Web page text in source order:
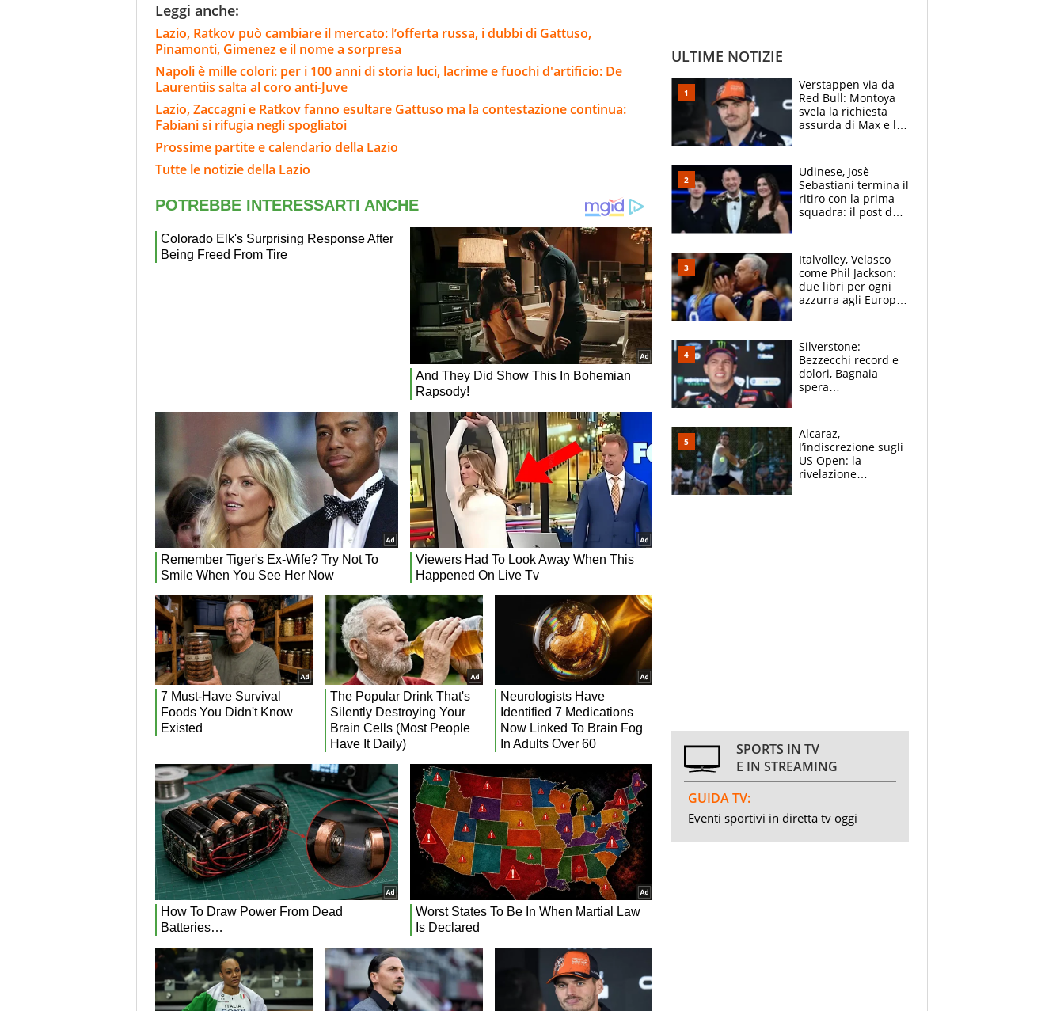
Leggi anche:
Lazio, Ratkov può cambiare il mercato: l’offerta russa, i dubbi di Gattuso,
Pinamonti, Gimenez e il nome a sorpresa
Napoli è mille colori: per i 100 anni di storia luci, lacrime e fuochi d'artificio: De
Laurentiis salta al coro anti-Juve
Lazio, Zaccagni e Ratkov fanno esultare Gattuso ma la contestazione continua:
Fabiani si rifugia negli spogliatoi
Prossime partite e calendario della Lazio
Tutte le notizie della Lazio
ULTIME NOTIZIE
Verstappen via da
Red Bull: Montoya
svela la richiesta
assurda di Max e lo
McLaren siano
meglio?”
Udinese, Josè
Sebastiani termina il
ritiro con la prima
squadra: il post del
sfondo
Italvolley, Velasco
come Phil Jackson:
due libri per ogni
azzurra agli Europei.
Silverstone:
Bezzecchi record e
dolori, Bagnaia
spera
e vota Aprilia
Alcaraz,
l’indiscrezione sugli
US Open: la
rivelazione
SPORTS IN TV
E IN STREAMING
GUIDA TV:
Eventi sportivi in diretta tv oggi